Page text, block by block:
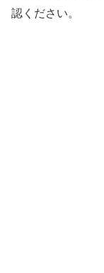
認ください。